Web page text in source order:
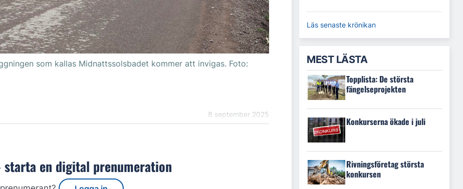
som kallas Midnattssolsbadet kommer att invigas. Foto:
8 september 2025
en digital prenumeration
Läs senaste krönikan
MEST LÄSTA
Topplista: De största
fängelseprojekten
Konkurserna ökade i juli
Rivningsföretag största
konkursen